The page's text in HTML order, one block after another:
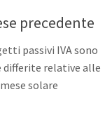
precedente
passivi IVA sono
relative alle
solare